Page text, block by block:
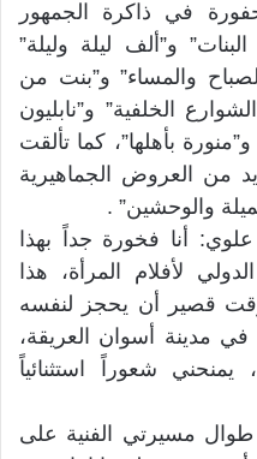
في ذاكرة الجمهور
و”ألف ليلة وليلة”
والمساء” و”بنت من
الخلفية” و”نابليون
بأهلها”، كما تألقت
من العروض الجماهيرية
والوحشين” .
أنا فخورة جداً بهذا
لأفلام المرأة، هذا
قصير أن يحجز لنفسه
في مدينة أسوان العريقة،
يمنحني شعوراً استثنائياً
مسيرتي الفنية على